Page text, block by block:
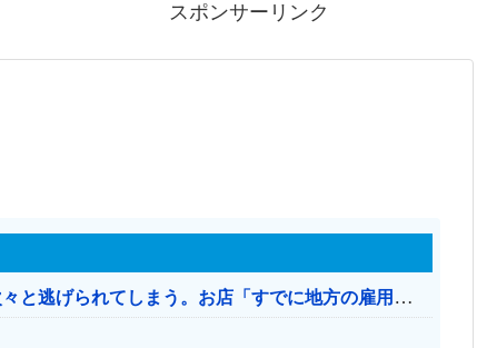
スポンサーリンク
日本のお店、時給1500円でもミャンマー人に次々と逃げられてしまう。お店「すでに地方の雇用は崩壊」